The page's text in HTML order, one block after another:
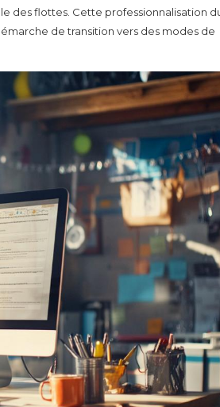
des flottes. Cette professionnalisation
de transition vers des modes de